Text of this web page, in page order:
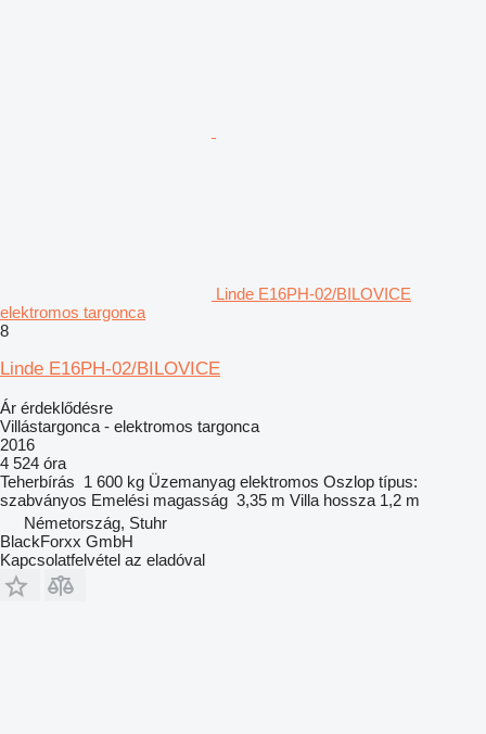
Linde E16PH-02/BILOVICE
elektromos targonca
8
Linde E16PH-02/BILOVICE
Ár érdeklődésre
Villástargonca - elektromos targonca
2016
4 524 óra
Teherbírás 1 600 kg Üzemanyag elektromos Oszlop típus:
szabványos Emelési magasság 3,35 m Villa hossza 1,2 m
Németország, Stuhr
BlackForxx GmbH
Kapcsolatfelvétel az eladóval